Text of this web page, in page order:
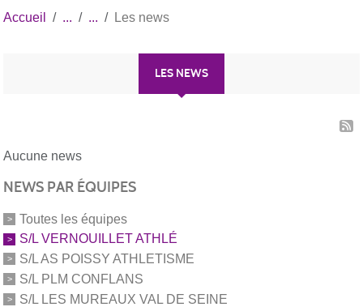
Accueil Les news
LES NEWS
Aucune news
NEWS PAR ÉQUIPES
Toutes les équipes
S/L VERNOUILLET ATHLÉ
S/L AS POISSY ATHLETISME
S/L PLM CONFLANS
S/L LES MUREAUX VAL DE SEINE